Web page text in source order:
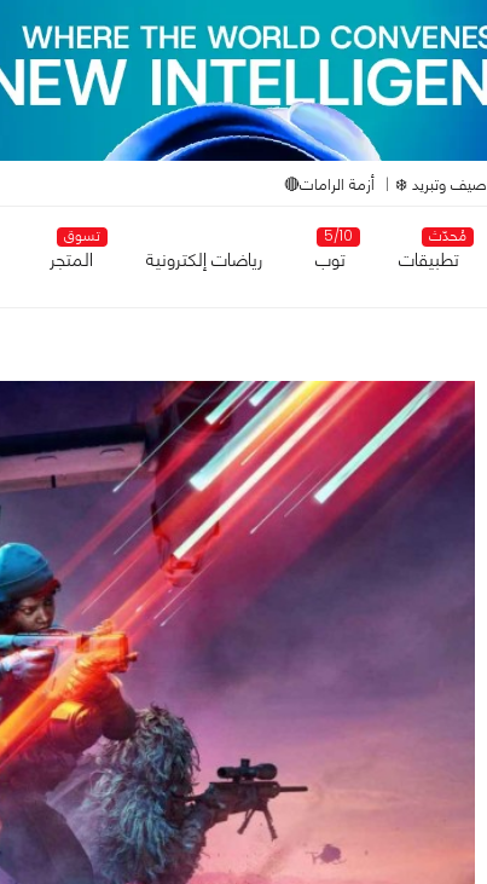
صيف وتبريد ❄️ أزمة الرامات🔴
مُحدّث
تطبيقات
5/10
توب رياضات إلكترونية
تسوق
المتجر